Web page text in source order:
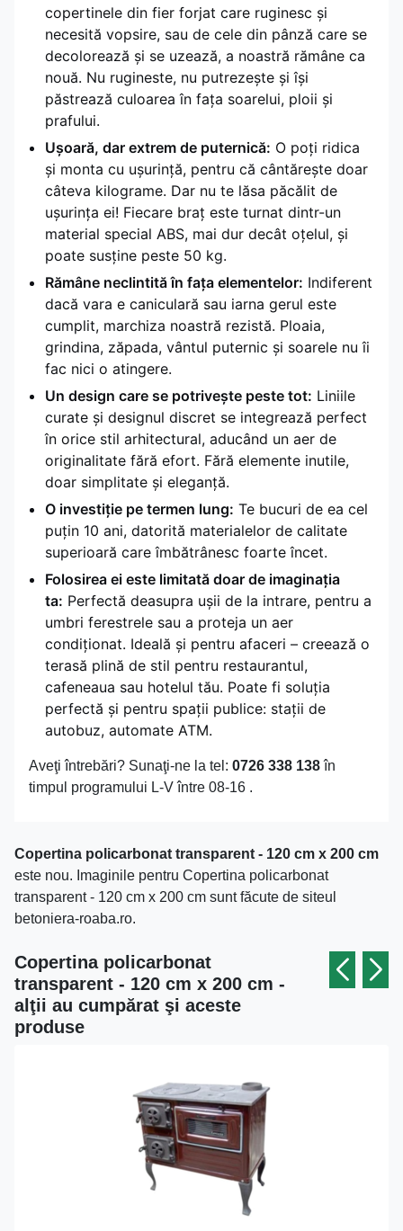
copertinele din fier forjat care ruginesc și
necesită vopsire, sau de cele din pânză care se
decolorează și se uzează, a noastră rămâne ca
nouă. Nu rugineste, nu putrezește și își
păstrează culoarea în fața soarelui, ploii și
prafului.
Ușoară, dar extrem de puternică: O poți ridica
și monta cu ușurință, pentru că cântărește doar
câteva kilograme. Dar nu te lăsa păcălit de
ușurința ei! Fiecare braț este turnat dintr-un
material special ABS, mai dur decât oțelul, și
poate susține peste 50 kg.
Rămâne neclintită în fața elementelor: Indiferent
dacă vara e caniculară sau iarna gerul este
cumplit, marchiza noastră rezistă. Ploaia,
grindina, zăpada, vântul puternic și soarele nu îi
fac nici o atingere.
Un design care se potrivește peste tot: Liniile
curate și designul discret se integrează perfect
în orice stil arhitectural, aducând un aer de
originalitate fără efort. Fără elemente inutile,
doar simplitate și eleganță.
O investiție pe termen lung: Te bucuri de ea cel
puțin 10 ani, datorită materialelor de calitate
superioară care îmbătrânesc foarte încet.
Folosirea ei este limitată doar de imaginația
ta: Perfectă deasupra ușii de la intrare, pentru a
umbri ferestrele sau a proteja un aer
condiționat. Ideală și pentru afaceri – creează o
terasă plină de stil pentru restaurantul,
cafeneaua sau hotelul tău. Poate fi soluția
perfectă și pentru spații publice: stații de
autobuz, automate ATM.
Aveţi întrebări? Sunaţi-ne la tel: 0726 338 138în
timpul programului L-V între 08-16 .
Copertina policarbonat transparent - 120 cm x 200 cm
este nou. Imaginile pentru Copertina policarbonat
transparent - 120 cm x 200 cm sunt făcute de siteul
betoniera-roaba.ro.
Copertina policarbonat
transparent - 120 cm x 200 cm -
alţii au cumpărat şi aceste
produse